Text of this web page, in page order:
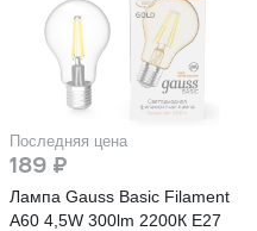
Последняя цена
189 ₽
Лампа Gauss Basic Filament
А60 4,5W 300lm 2200К Е27